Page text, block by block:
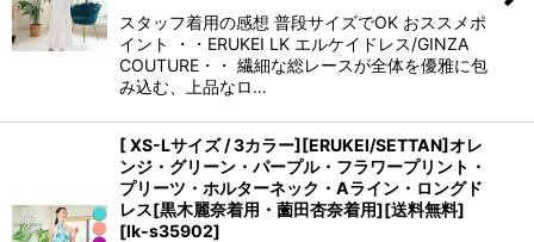
スタッフ着用の感想 普段サイズでOK おススメポ
イント ・・ERUKEI LK エルケイドレス/GINZA
COUTURE・・ 繊細な総レースが全体を優雅に包
み込む、上品なロ…
[ XS-Lサイズ / 3カラー][ERUKEI/SETTAN]オレ
ンジ・グリーン・パープル・フラワープリント・
プリーツ・ホルターネック・Aライン・ロングド
レス[黒木麗奈着用・薗田杏奈着用][送料無料]
[lk-s35902]